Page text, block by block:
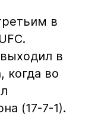
в
в
когда во
(17-7-1).